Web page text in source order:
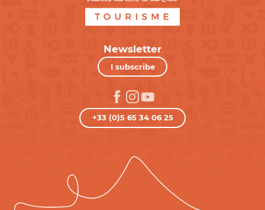
Newsletter
I subscribe
+33 (0)5 65 34 06 25